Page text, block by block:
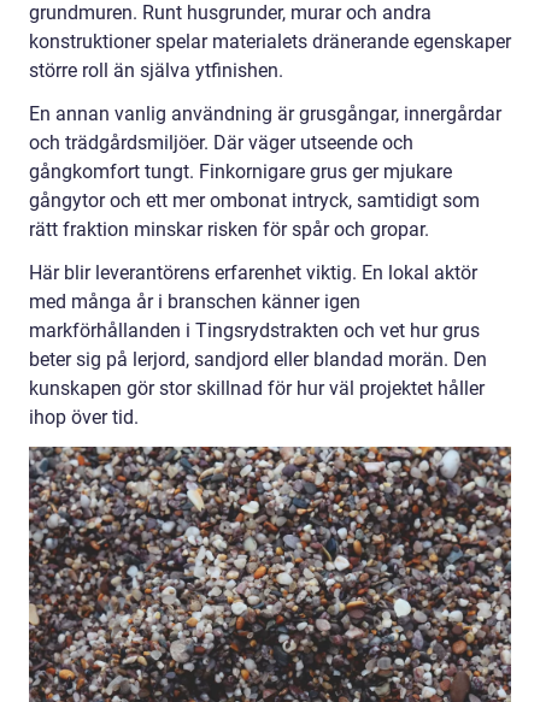
grundmuren. Runt husgrunder, murar och andra
konstruktioner spelar materialets dränerande egenskaper
större roll än själva ytfinishen.
En annan vanlig användning är grusgångar, innergårdar
och trädgårdsmiljöer. Där väger utseende och
gångkomfort tungt. Finkornigare grus ger mjukare
gångytor och ett mer ombonat intryck, samtidigt som
rätt fraktion minskar risken för spår och gropar.
Här blir leverantörens erfarenhet viktig. En lokal aktör
med många år i branschen känner igen
markförhållanden i Tingsrydstrakten och vet hur grus
beter sig på lerjord, sandjord eller blandad morän. Den
kunskapen gör stor skillnad för hur väl projektet håller
ihop över tid.